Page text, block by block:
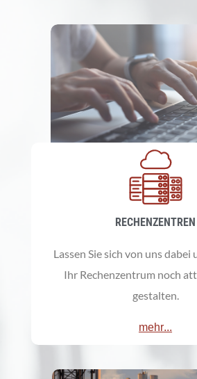
RECHENZENTREN
Lassen Sie sich von uns
Ihr Rechenzentrum noch
gestalten.
mehr...